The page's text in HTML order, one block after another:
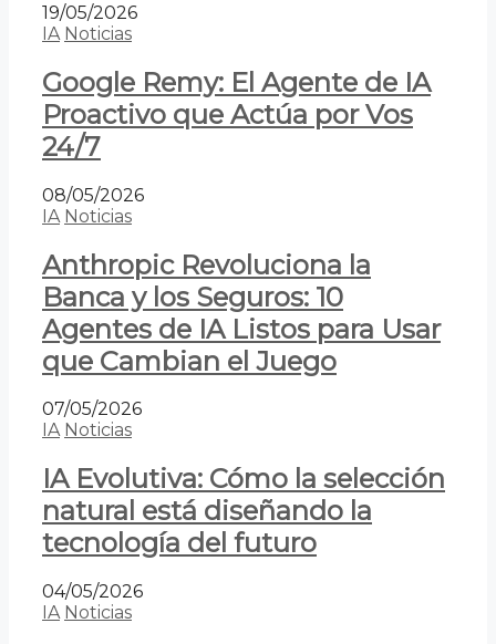
19/05/2026
IA Noticias
Google Remy: El Agente de IA
Proactivo que Actúa por Vos
24/7
08/05/2026
IA Noticias
Anthropic Revoluciona la
Banca y los Seguros: 10
Agentes de IA Listos para Usar
que Cambian el Juego
07/05/2026
IA Noticias
IA Evolutiva: Cómo la selección
natural está diseñando la
tecnología del futuro
04/05/2026
IA Noticias